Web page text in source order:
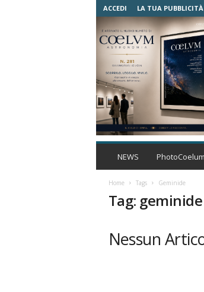
ACCEDI LA TUA
NEWS PhotoCoelum
Home Tags Geminide
Tag: geminide
Nessun